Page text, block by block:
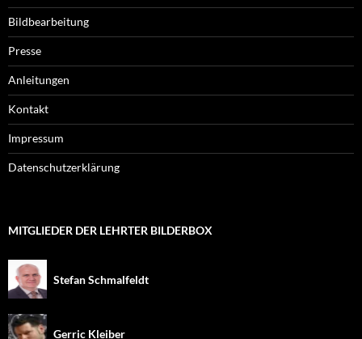
Bildbearbeitung
Presse
Anleitungen
Kontakt
Impressum
Datenschutzerklärung
MITGLIEDER DER LEHRTER BILDERBOX
Stefan Schmalfeldt
Gerric Kleiber